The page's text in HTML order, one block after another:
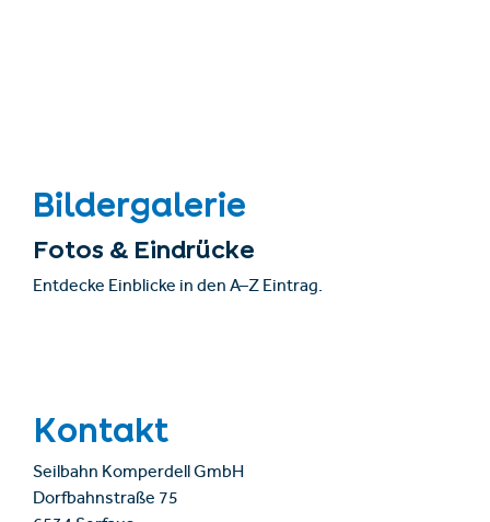
Bildergalerie
Fotos & Eindrücke
Entdecke Einblicke in den A–Z Eintrag.
Kontakt
Seilbahn Komperdell GmbH
Dorfbahnstraße 75